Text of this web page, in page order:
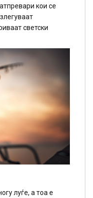
кои се
светски
луѓе, а тоа е